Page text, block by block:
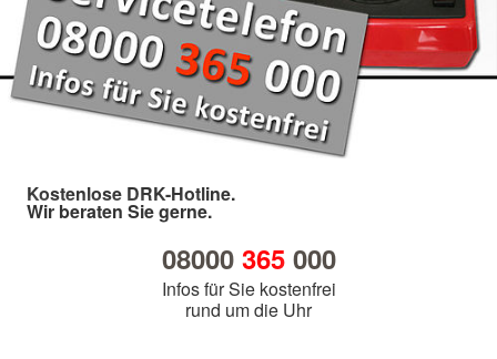
Kostenlose DRK-Hotline.
Wir beraten Sie gerne.
08000 365000
Infos für Sie kostenfrei
rund um die Uhr